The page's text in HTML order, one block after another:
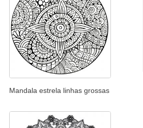
Mandala estrela linhas grossas